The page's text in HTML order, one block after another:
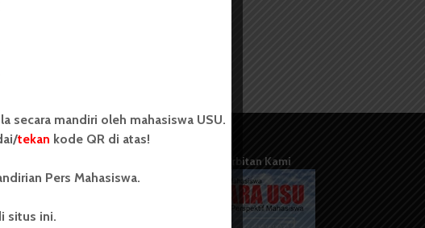
Terbitan Kami
secara mandiri oleh mahasiswa USU.
tekan kode QR di atas!
Pers Mahasiswa.
situs ini.